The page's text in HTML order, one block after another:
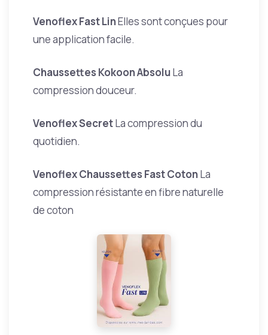
Venoflex Fast LinElles sont conçues pour
une application facile.
Chaussettes Kokoon AbsoluLa
compression douceur.
Venoflex SecretLa compression du
quotidien.
Venoflex Chaussettes Fast CotonLa
compression résistante en fibre naturelle
de coton